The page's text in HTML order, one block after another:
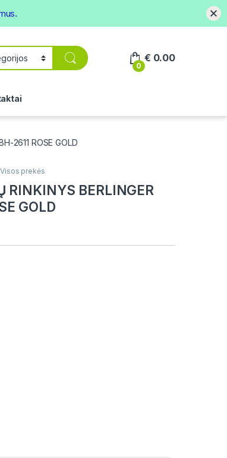
0
€ 0.00
2611 ROSE GOLD
Visos prekės
RINKINYS BERLINGER
GOLD